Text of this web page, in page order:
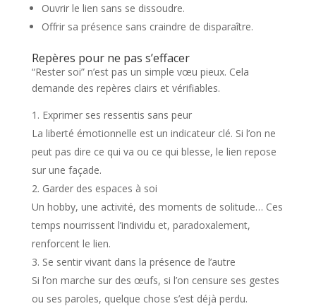
Ouvrir le lien sans se dissoudre.
Offrir sa présence sans craindre de disparaître.
Repères pour ne pas s’effacer
“Rester soi” n’est pas un simple vœu pieux. Cela
demande des repères clairs et vérifiables.
Exprimer ses ressentis sans peur
La liberté émotionnelle est un indicateur clé. Si l’on ne
peut pas dire ce qui va ou ce qui blesse, le lien repose
sur une façade.
Garder des espaces à soi
Un hobby, une activité, des moments de solitude… Ces
temps nourrissent l’individu et, paradoxalement,
renforcent le lien.
Se sentir vivant dans la présence de l’autre
Si l’on marche sur des œufs, si l’on censure ses gestes
ou ses paroles, quelque chose s’est déjà perdu.